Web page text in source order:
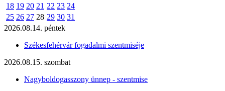
18 19 20 21 22 23 24
25 26 27 28 29 30 31
2026.08.14. péntek
Székesfehérvár fogadalmi szentmiséje
2026.08.15. szombat
Nagyboldogasszony ünnep - szentmise